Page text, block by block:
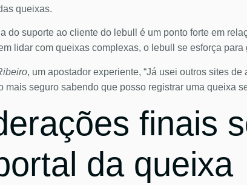
queixas.
do suporte ao cliente do lebull é um ponto forte em
lidar com queixas complexas, o lebull se esforça
, um apostador experiente, “Já usei outros sites
mais seguro sabendo que posso registrar uma queixa
finais
da queixa